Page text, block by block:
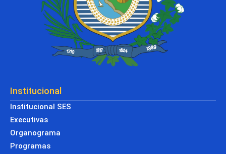
Institucional
Institucional SES
Executivas
Organograma
Programas